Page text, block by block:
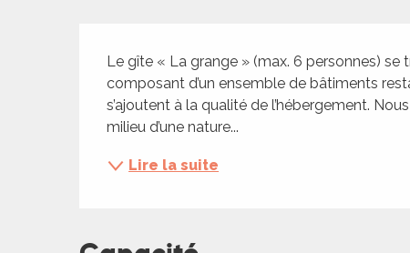
Description
Le gîte « La grange » (max. 6 personnes)
composant d’un ensemble de bâtiments
s’ajoutent à la qualité de l’hébergement.
milieu d’une nature...
Lire la suite